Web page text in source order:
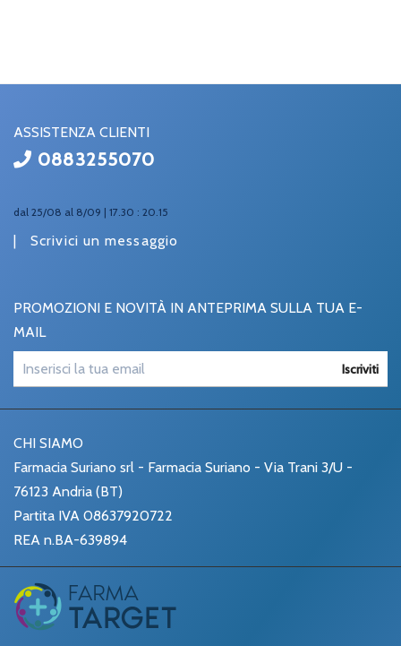
ASSISTENZA CLIENTI
0883255070
dal 25/08 al 8/09 | 17.30 : 20.15
| Scrivici un messaggio
PROMOZIONI E NOVITÀ IN ANTEPRIMA SULLA TUA E-
MAIL
Iscriviti
CHI SIAMO
Farmacia Suriano srl - Farmacia Suriano - Via Trani 3/U -
76123 Andria (BT)
Partita IVA 08637920722
REA n.BA-639894